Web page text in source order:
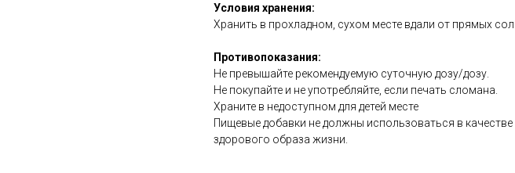
Условия хранения:
Хранить в прохладном, сухом месте вдали от прямых
Противопоказания:
Не превышайте рекомендуемую суточную дозу/дозу.
Не покупайте и не употребляйте, если печать сломана.
Храните в недоступном для детей месте
Пищевые добавки не должны использоваться в
здорового образа жизни.